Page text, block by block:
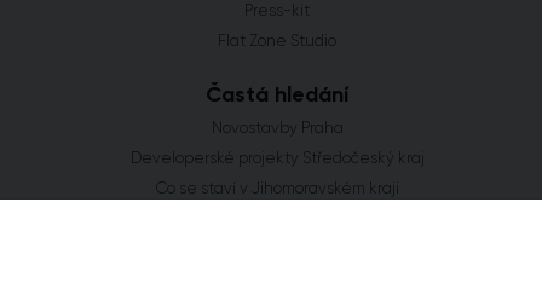
Press-kit
Flat Zone Studio
Častá hledání
Novostavby Praha
Developerské projekty Středočeský kraj
Co se staví v Jihomoravském kraji